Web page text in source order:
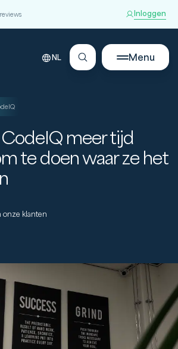
Inloggen
NL Menu
meer tijd
te doen waar ze het
onze klanten